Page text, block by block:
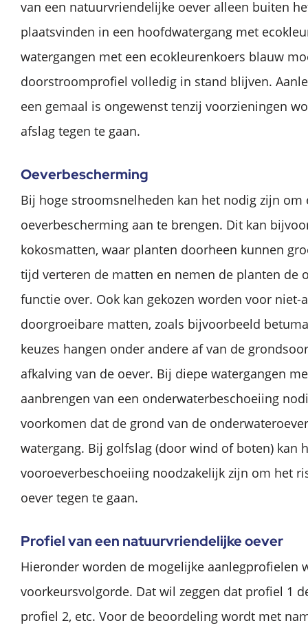
van een natuurvriendelijke oever alleen buiten
plaatsvinden in een hoofdwatergang met
watergangen met een ecokleurenkoers blauw
doorstroomprofiel volledig in stand blijven.
een gemaal is ongewenst tenzij voorzieningen
afslag tegen te gaan.
Oeverbescherming
Bij hoge stroomsnelheden kan het nodig zijn om
oeverbescherming aan te brengen. Dit kan
kokosmatten, waar planten doorheen kunnen
tijd verteren de matten en nemen de planten de
functie over. Ook kan gekozen worden voor niet-
doorgroeibare matten, zoals bijvoorbeeld
keuzes hangen onder andere af van de
afkalving van de oever. Bij diepe watergangen
aanbrengen van een onderwaterbeschoeiing
voorkomen dat de grond van de
watergang. Bij golfslag (door wind of boten) kan
vooroeverbeschoeiing noodzakelijk zijn om het
oever tegen te gaan.
Profiel van een natuurvriendelijke oever
Hieronder worden de mogelijke aanlegprofielen
voorkeursvolgorde. Dat wil zeggen dat profiel 1
profiel 2, etc. Voor de beoordeling wordt met